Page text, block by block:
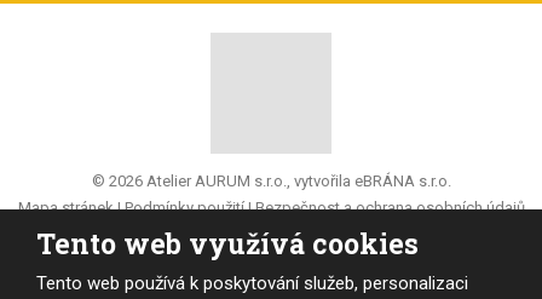
© 2026 Atelier AURUM s.r.o., vytvořila eBRÁNA s.r.o.
Mapa stránek |Podmínky použití |Bezpečnost a ochrana osobních údajů
VYROBILA
Tento web využívá cookies
Tento web používá k poskytování služeb, personalizaci